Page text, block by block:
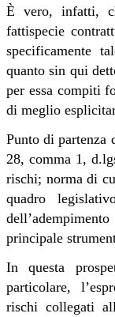
È vero, infatti,
fattispecie
specificamente
quanto sin qui
per essa compiti
di meglio
Punto di partenza
28, comma 1,
rischi; norma di
quadro
principale
In questa
particolare,
rischi collegati